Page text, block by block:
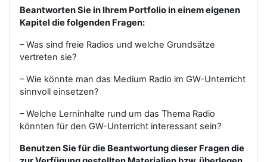
Beantworten Sie in Ihrem Portfolio in einem eigenen
Kapitel die folgenden Fragen:
– Was sind freie Radios und welche Grundsätze
vertreten sie?
– Wie könnte man das Medium Radio im GW-Unterricht
sinnvoll einsetzen?
– Welche Lerninhalte rund um das Thema Radio
könnten für den GW-Unterricht interessant sein?
Benutzen Sie für die Beantwortung dieser Fragen die